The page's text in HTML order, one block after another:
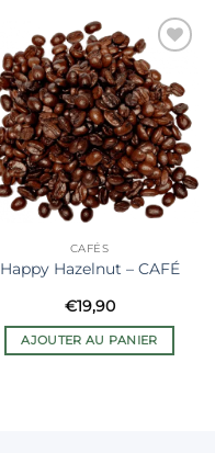
Ajouter
à la liste
de
souhaits
CAFÉS
Happy Hazelnut – CAFÉ
€19,90
AJOUTER AU PANIER